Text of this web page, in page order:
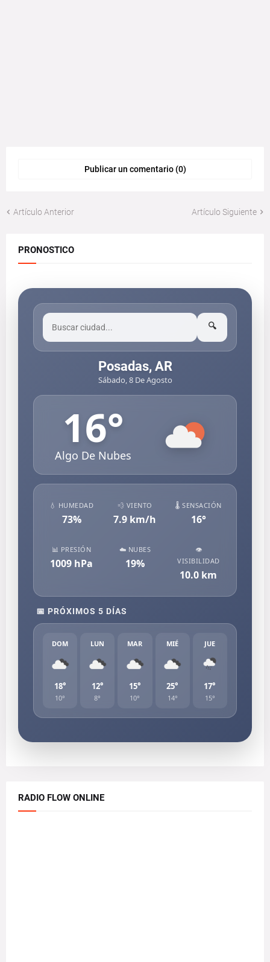
Publicar un comentario (0)
Artículo Anterior Artículo Siguiente
PRONOSTICO
🔍
Posadas, AR
Sábado, 8 De Agosto
16°
Algo De Nubes
💧 HUMEDAD
73%
💨 VIENTO
7.9 km/h
🌡️ SENSACIÓN
16°
📊 PRESIÓN
1009 hPa
☁️ NUBES
19%
👁️
VISIBILIDAD
10.0 km
📅 PRÓXIMOS 5 DÍAS
DOM
18°
10°
LUN
12°
8°
MAR
15°
10°
MIÉ
25°
14°
JUE
17°
15°
RADIO FLOW ONLINE